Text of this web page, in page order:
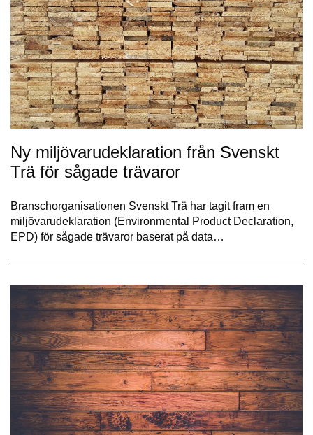
Ny miljövarudeklaration från Svenskt
Trä för sågade trävaror
Branschorganisationen Svenskt Trä har tagit fram en
miljövarudeklaration (Environmental Product Declaration,
EPD) för sågade trävaror baserat på data…